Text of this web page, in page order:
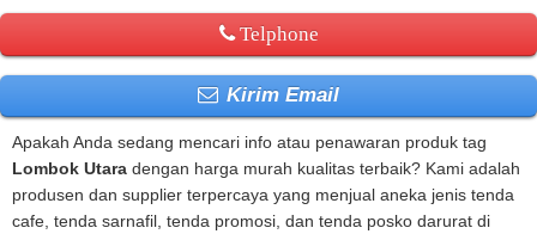
Telphone
Kirim Email
Apakah Anda sedang mencari info atau penawaran produk tag
Lombok Utara dengan harga murah kualitas terbaik? Kami adalah
produsen dan supplier terpercaya yang menjual aneka jenis tenda
cafe, tenda sarnafil, tenda promosi, dan tenda posko darurat di